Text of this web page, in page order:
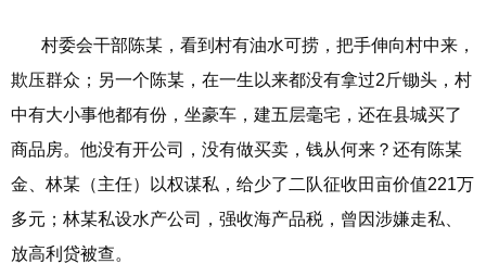
村委会干部陈某，看到村有油水可捞，把手伸向村中来，
欺压群众；另一个陈某，在一生以来都没有拿过2斤锄头，村
中有大小事他都有份，坐豪车，建五层毫宅，还在县城买了
商品房。他没有开公司，没有做买卖，钱从何来？还有陈某
金、林某（主任）以权谋私，给少了二队征收田亩价值221万
多元；林某私设水产公司，强收海产品税，曾因涉嫌走私、
放高利贷被查。